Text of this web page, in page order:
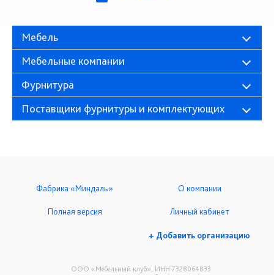
Мебель
Мебельные компании
Фурнитура
Поставщики фурнитуры и комплектующих
ООО «Мебельный клуб», ИНН 7328064833
Фабрика «Миндаль» О компании
Полная версия Личный кабинет
+ Добавить организацию